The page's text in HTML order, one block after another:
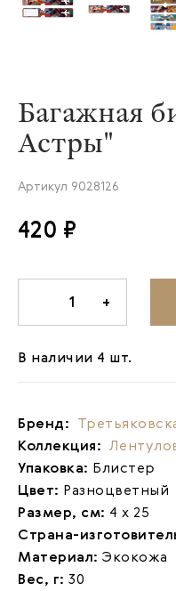
Багажная
Астры"
Артикул 9028126
420 ₽
1 +
В наличии 4 шт.
Бренд:
Коллекция:
Упаковка: Блистер
Цвет: Разноцветный
Размер, см: 4 х 25
Страна-
Материал: Экокожа
Вес, г: 30